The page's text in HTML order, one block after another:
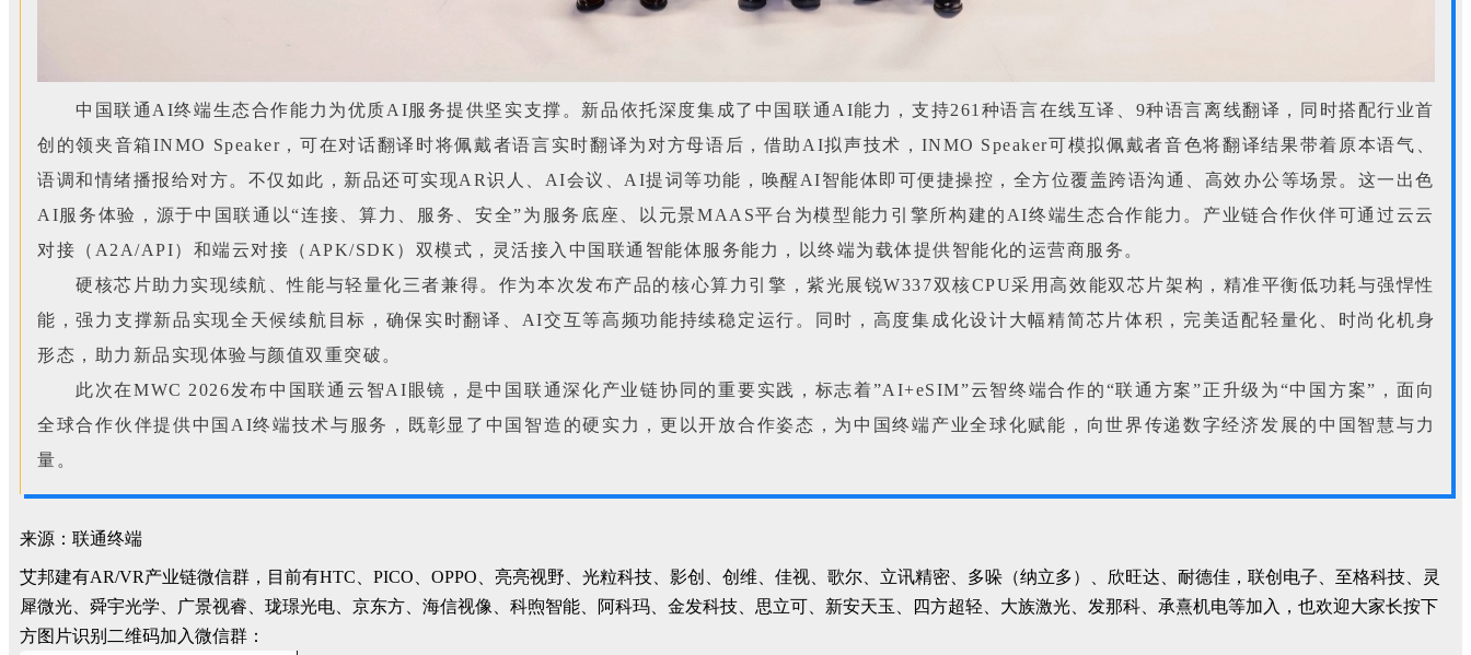
中国联通AI终端生态合作能力为优质AI服务提供坚实支撑。新品依托深度集成了中国联通AI能力，支持261种语言在线互译、9种语言离线翻译，同时搭配行业首
创的领夹音箱INMO Speaker，可在对话翻译时将佩戴者语言实时翻译为对方母语后，借助AI拟声技术，INMO Speaker可模拟佩戴者音色将翻译结果带着原本语气、
语调和情绪播报给对方。不仅如此，新品还可实现AR识人、AI会议、AI提词等功能，唤醒AI智能体即可便捷操控，全方位覆盖跨语沟通、高效办公等场景。这一出色
AI服务体验，源于中国联通以“连接、算力、服务、安全”为服务底座、以元景MAAS平台为模型能力引擎所构建的AI终端生态合作能力。产业链合作伙伴可通过云云
对接（A2A/API）和端云对接（APK/SDK）双模式，灵活接入中国联通智能体服务能力，以终端为载体提供智能化的运营商服务。
硬核芯片助力实现续航、性能与轻量化三者兼得。作为本次发布产品的核心算力引擎，紫光展锐W337双核CPU采用高效能双芯片架构，精准平衡低功耗与强悍性
能，强力支撑新品实现全天候续航目标，确保实时翻译、AI交互等高频功能持续稳定运行。同时，高度集成化设计大幅精简芯片体积，完美适配轻量化、时尚化机身
形态，助力新品实现体验与颜值双重突破。
此次在MWC 2026发布中国联通云智AI眼镜，是中国联通深化产业链协同的重要实践，标志着”AI+eSIM”云智终端合作的“联通方案”正升级为“中国方案”，面向
全球合作伙伴提供中国AI终端技术与服务，既彰显了中国智造的硬实力，更以开放合作姿态，为中国终端产业全球化赋能，向世界传递数字经济发展的中国智慧与力
量。
来源：联通终端
艾邦建有AR/VR产业链微信群，目前有HTC、PICO、OPPO、亮亮视野、光粒科技、影创、创维、佳视、歌尔、立讯精密、多哚（纳立多）、欣旺达、耐德佳，联创电子、至格科技、灵
犀微光、舜宇光学、广景视睿、珑璟光电、京东方、海信视像、科煦智能、阿科玛、金发科技、思立可、新安天玉、四方超轻、大族激光、发那科、承熹机电等加入，也欢迎大家长按下
方图片识别二维码加入微信群：